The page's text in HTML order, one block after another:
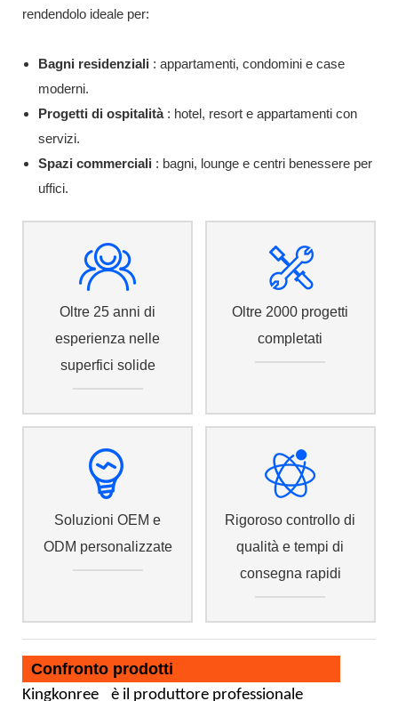
rendendolo ideale per:
Bagni residenziali : appartamenti, condomini e case
moderni.
Progetti di ospitalità: hotel, resort e appartamenti con
servizi.
Spazi commerciali : bagni, lounge e centri benessere per
uffici.
Oltre 25 anni di
esperienza nelle
superfici solide
Oltre 2000 progetti
completati
Soluzioni OEM e
ODM personalizzate
Rigoroso controllo di
qualità e tempi di
consegna rapidi
Confronto prodotti
Kingkonree è il produttore professionale